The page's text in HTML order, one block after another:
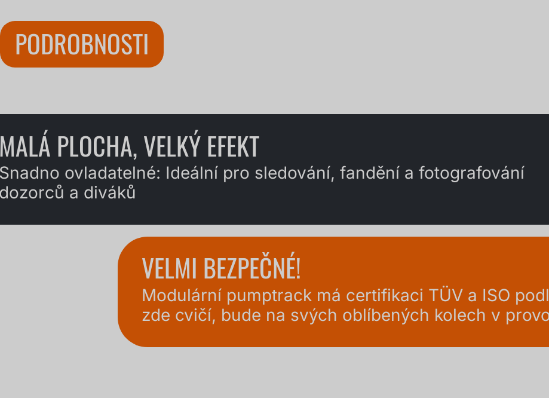
PODROBNOSTI
PLOCHA, VELKÝ EFEKT
ovladatelné: Ideální pro sledování, fandění a fotografování
a diváků
VELMI BEZPEČNÉ!
Modulární pumptrack má certifikaci TÜV a ISO
zde cvičí, bude na svých oblíbených kolech v